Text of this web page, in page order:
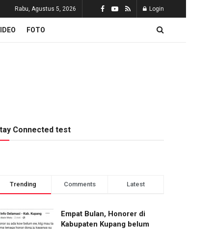
Rabu, Agustus 5, 2026 Login
FOTO
Connected test
Trending Comments Latest
Empat Bulan, Honorer di
Kabupaten Kupang belum